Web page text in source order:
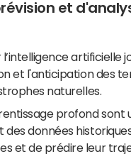
et
l’intelligence artificielle
et l'anticipation des
naturelles.
profond sont
des données
et de prédire leur